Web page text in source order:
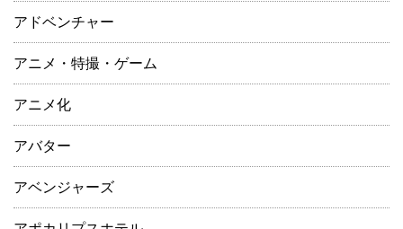
アドベンチャー
アニメ・特撮・ゲーム
アニメ化
アバター
アベンジャーズ